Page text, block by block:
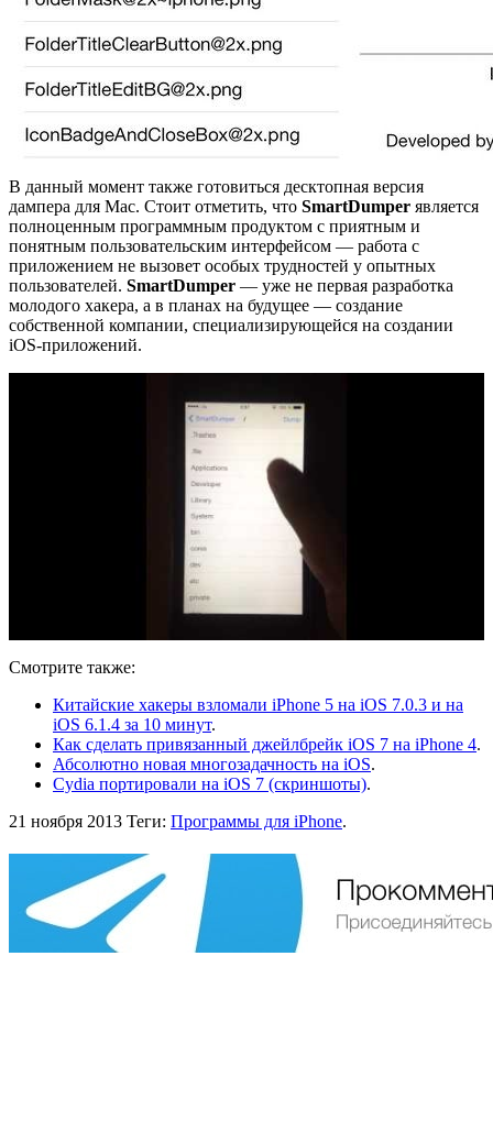
В данный момент также готовиться десктопная версия
дампера для Mac. Стоит отметить, что SmartDumper является
полноценным программным продуктом с приятным и
понятным пользовательским интерфейсом — работа с
приложением не вызовет особых трудностей у опытных
пользователей. SmartDumper — уже не первая разработка
молодого хакера, а в планах на будущее — создание
собственной компании, специализирующейся на создании
iOS-приложений.
Смотрите также:
Китайские хакеры взломали iPhone 5 на iOS 7.0.3 и на
iOS 6.1.4 за 10 минут.
Как сделать привязанный джейлбрейк iOS 7 на iPhone 4.
Абсолютно новая многозадачность на iOS.
Cydia портировали на iOS 7 (скриншоты).
21 ноября 2013 Теги: Программы для iPhone.